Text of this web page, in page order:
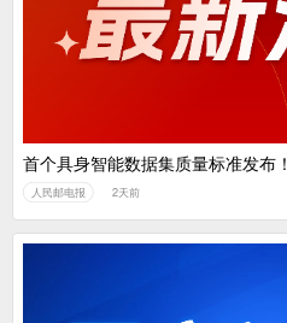
首个具身智能数据集质量标准发布！
人民邮电报 2天前